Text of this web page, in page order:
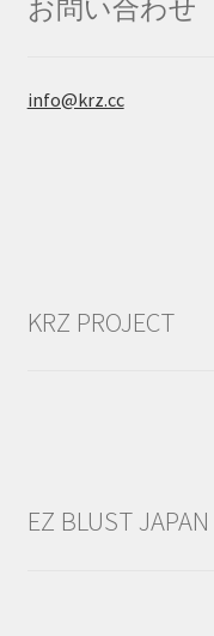
お問い合わせ
info@krz.cc
KRZ PROJECT
EZ BLUST JAPAN